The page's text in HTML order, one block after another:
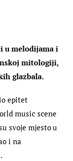
u melodijama i
mitologiji,
glazbala.
epitet
music scene
svoje mjesto u
i na